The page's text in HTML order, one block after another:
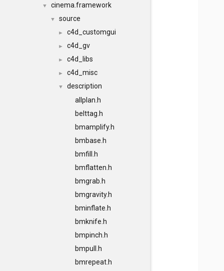
▼ cinema.framework
▼ source
► c4d_customgui
► c4d_gv
► c4d_libs
► c4d_misc
▼
description
allplan.h
belttag.h
bmamplify.h
bmbase.h
bmfill.h
bmflatten.h
bmgrab.h
bmgravity.h
bminflate.h
bmknife.h
bmpinch.h
bmpull.h
bmrepeat.h